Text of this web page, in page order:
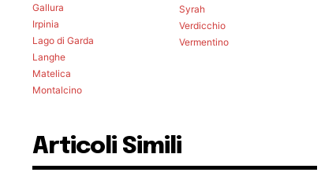
Gallura
Irpinia
Lago di Garda
Langhe
Matelica
Montalcino
Syrah
Verdicchio
Vermentino
Articoli Simili